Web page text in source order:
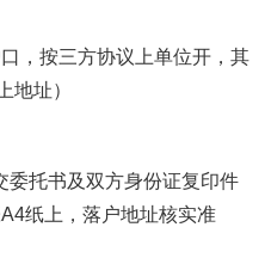
，按三方协议上单位开，其
地址）
委托书及双方身份证复印件
A4纸上，落户地址核实准